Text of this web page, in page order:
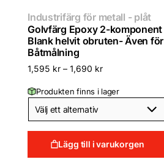
Industrifärg för metall - plåt
Golvfärg Epoxy 2-komponent
Blank helvit obruten- Även för
Båtmålning
1,595 kr –1,690 kr
Produkten finns i lager
Lägg till i varukorgen